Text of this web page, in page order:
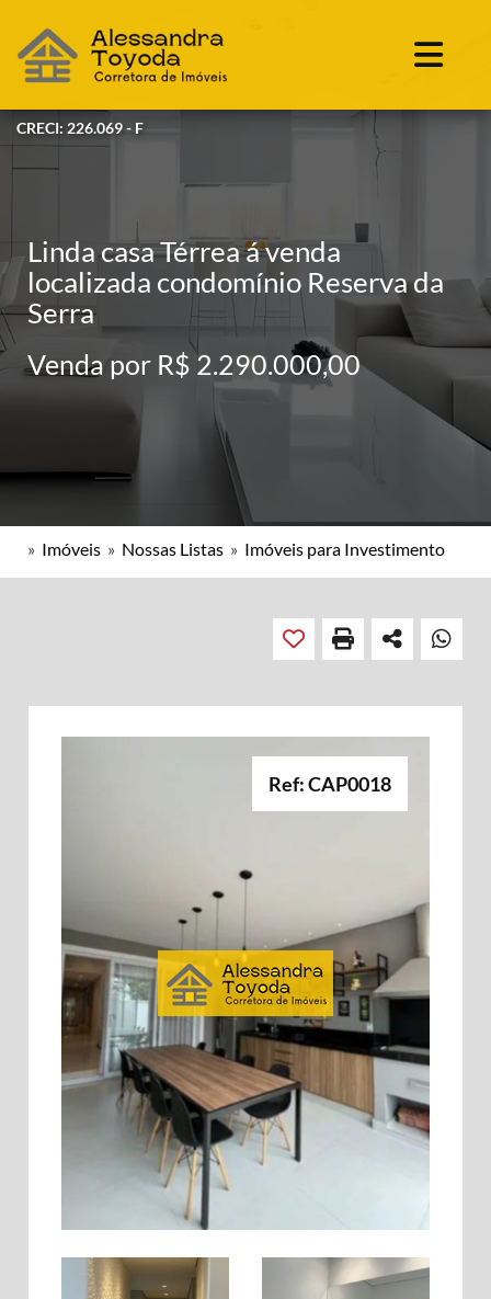
CRECI: 226.069 - F
Linda casa Térrea á venda
localizada condomínio Reserva da
Serra
Venda por R$ 2.290.000,00
» Imóveis » Nossas Listas » Imóveis para Investimento
Ref: CAP0018